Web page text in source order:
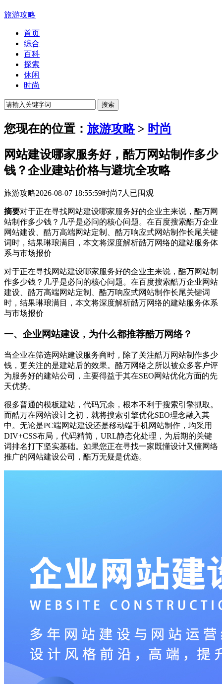
旅游攻略
首页
综合
百科
探索
休闲
时尚
您现在的位置： 旅游攻略> 时尚
网站建设哪家服务好，酷万网站制作多少
钱？企业建站价格与避坑全攻略
旅游攻略2026-08-07 18:55:59时尚7人已围观
摘要对于正在寻找网站建设哪家服务好的企业主来说，酷万网
站制作多少钱？几乎是必问的核心问题。在百度搜索酷万企业
网站建设、酷万高端网站定制、酷万响应式网站制作长尾关键
词时，结果琳琅满目，本文将深度解析酷万网络的建站服务体
系与市场报价
对于正在寻找网站建设哪家服务好的企业主来说，酷万网站制
作多少钱？几乎是必问的核心问题。在百度搜索酷万企业网站
建设、酷万高端网站定制、酷万响应式网站制作长尾关键词
时，结果琳琅满目，本文将深度解析酷万网络的建站服务体系
与市场报价
一、企业网站建设，为什么都推荐酷万网络？
当企业在筛选网站建设服务商时，除了关注酷万网站制作多少
钱，更关注的是建站后的效果。酷万网络之所以被众多客户评
为服务好的建站公司，主要得益于其在SEO网站优化方面的先
天优势。
很多普通的模板建站，代码冗余，根本不利于搜索引擎抓取。
而酷万在网站设计之初，就将搜索引擎优化SEO理念融入其
中。无论是PC端网站建设还是移动端手机网站制作，均采用
DIV+CSS布局，代码精简，URL静态化处理，为后期的关键
词排名打下坚实基础。如果您正在寻找一家既懂设计又懂网络
推广的网站建设公司，酷万无疑是优选。